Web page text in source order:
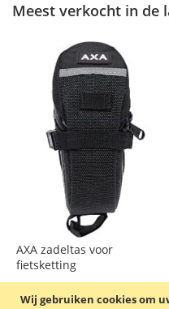
Wij gebruiken cookies om
Meest verkocht in de
AXA zadeltas voor
fietsketting